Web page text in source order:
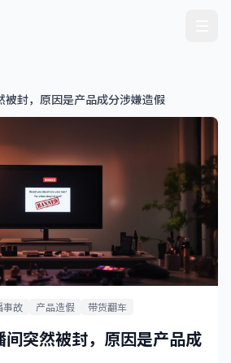
被封，原因是产品成分涉嫌造假
事故 产品造假 带货翻车
间突然被封，原因是产品成